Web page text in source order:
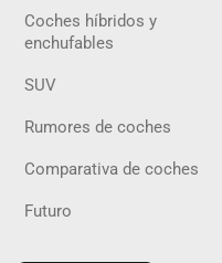
Coches híbridos y
enchufables
SUV
Rumores de coches
Comparativa de coches
Futuro